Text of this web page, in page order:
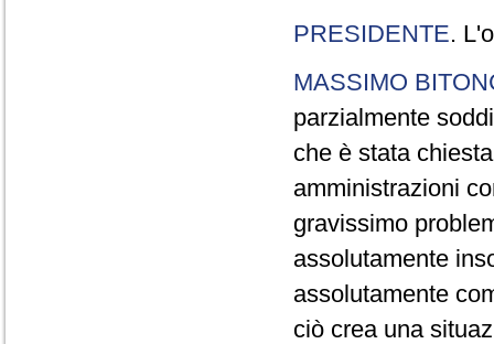
PRESIDENTE.
MASSIMO
parzialmente
che è stata
amministrazioni
gravissimo
assolutamente
assolutamente
ciò crea una